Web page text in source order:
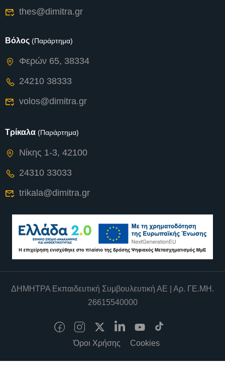
thes@dimitra.gr
Βόλος (Παράρτημα)
Φερών 65, 38334
24210 38333
volos@dimitra.gr
Τρίκαλα (Παράρτημα)
Νίκης 1-3, 42100
24310 33033
trikala@dimitra.gr
ΔΗΜΗΤΡΑ Εκπαιδευτική Συμβουλευτική ΑΕ | Αρ. ΓΕ.ΜΗ.
26615540000
Όροι Χρήσης Cookies